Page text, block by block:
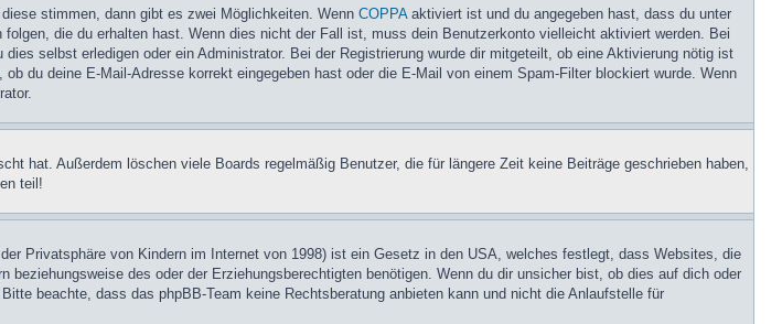
stimmen, dann gibt es zwei Möglichkeiten. Wenn COPPAaktiviert ist und du angegeben hast, dass du unter
die du erhalten hast. Wenn dies nicht der Fall ist, muss dein Benutzerkonto vielleicht aktiviert werden. Bei
selbst erledigen oder ein Administrator. Bei der Registrierung wurde dir mitgeteilt, ob eine Aktivierung nötig ist
du deine E-Mail-Adresse korrekt eingegeben hast oder die E-Mail von einem Spam-Filter blockiert wurde. Wenn
hat. Außerdem löschen viele Boards regelmäßig Benutzer, die für längere Zeit keine Beiträge geschrieben haben,
teil!
Privatsphäre von Kindern im Internet von 1998) ist ein Gesetz in den USA, welches festlegt, dass Websites, die
des oder der Erziehungsberechtigten benötigen. Wenn du dir unsicher bist, ob dies auf dich oder
beachte, dass das phpBB-Team keine Rechtsberatung anbieten kann und nicht die Anlaufstelle für